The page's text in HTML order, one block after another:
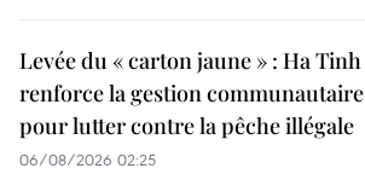
Levée du « carton jaune » : Ha Tinh
renforce la gestion communautaire
pour lutter contre la pêche illégale
06/08/2026 02:25